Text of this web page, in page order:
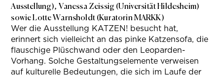
Ausstellung), Vanessa Zeissig (Universität Hildesheim)
sowie Lotte Warnsholdt (Kuratorin MARKK)
Wer die Ausstellung KATZEN! besucht hat,
erinnert sich vielleicht an das pinke Katzensofa, die
flauschige Plüschwand oder den Leoparden-
Vorhang. Solche Gestaltungselemente verweisen
auf kulturelle Bedeutungen, die sich im Laufe der